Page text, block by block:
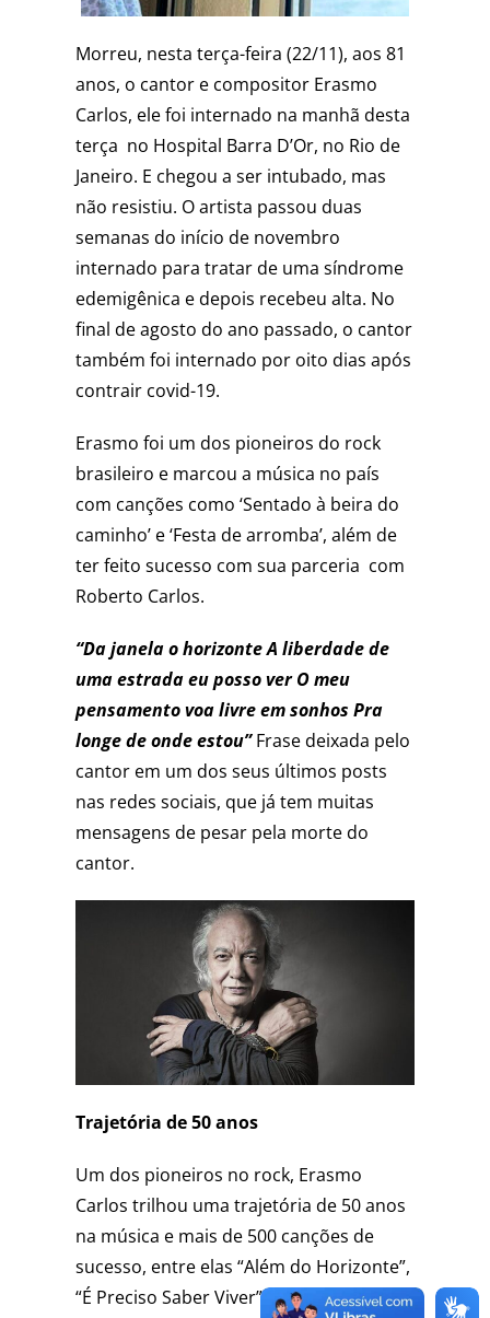
Morreu, nesta terça-feira (22/11), aos 81
anos, o cantor e compositor Erasmo
Carlos, ele foi internado na manhã desta
terça no Hospital Barra D’Or, no Rio de
Janeiro. E chegou a ser intubado, mas
não resistiu. O artista passou duas
semanas do início de novembro
internado para tratar de uma síndrome
edemigênica e depois recebeu alta. No
final de agosto do ano passado, o cantor
também foi internado por oito dias após
contrair covid-19.
Erasmo foi um dos pioneiros do rock
brasileiro e marcou a música no país
com canções como ‘Sentado à beira do
caminho’ e ‘Festa de arromba’, além de
ter feito sucesso com sua parceria com
Roberto Carlos.
“Da janela o horizonte A liberdade de
uma estrada eu posso verO meu
pensamento voa livre em sonhos Pra
longe de onde estou”Frase deixada pelo
cantor em um dos seus últimos posts
nas redes sociais, que já tem muitas
mensagens de pesar pela morte do
cantor.
Trajetória de 50 anos
Um dos pioneiros no rock, Erasmo
Carlos trilhou uma trajetória de 50 anos
na música e mais de 500 canções de
sucesso, entre elas “Além do Horizonte”,
“É Preciso Saber Viver”, “O Bom’